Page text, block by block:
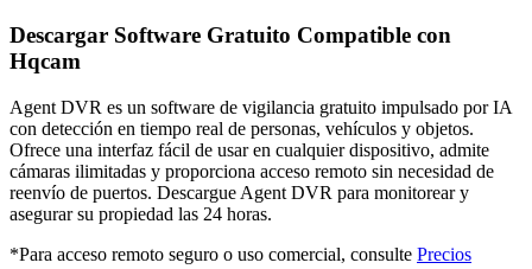
Descargar Software Gratuito Compatible con
Hqcam
Agent DVR es un software de vigilancia gratuito impulsado por IA
con detección en tiempo real de personas, vehículos y objetos.
Ofrece una interfaz fácil de usar en cualquier dispositivo, admite
cámaras ilimitadas y proporciona acceso remoto sin necesidad de
reenvío de puertos. Descargue Agent DVR para monitorear y
asegurar su propiedad las 24 horas.
*Para acceso remoto seguro o uso comercial, consulte Precios